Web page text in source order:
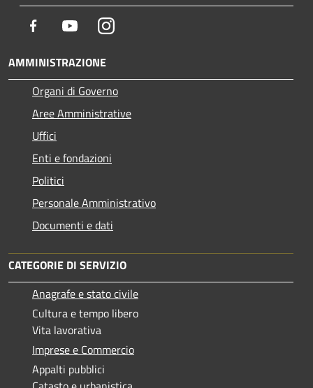
Facebook YoutubeInstagram
AMMINISTRAZIONE
Organi di Governo
Aree Amministrative
Uffici
Enti e fondazioni
Politici
Personale Amministrativo
Documenti e dati
CATEGORIE DI SERVIZIO
Anagrafe e stato civile
Cultura e tempo libero
Vita lavorativa
Imprese e Commercio
Appalti pubblici